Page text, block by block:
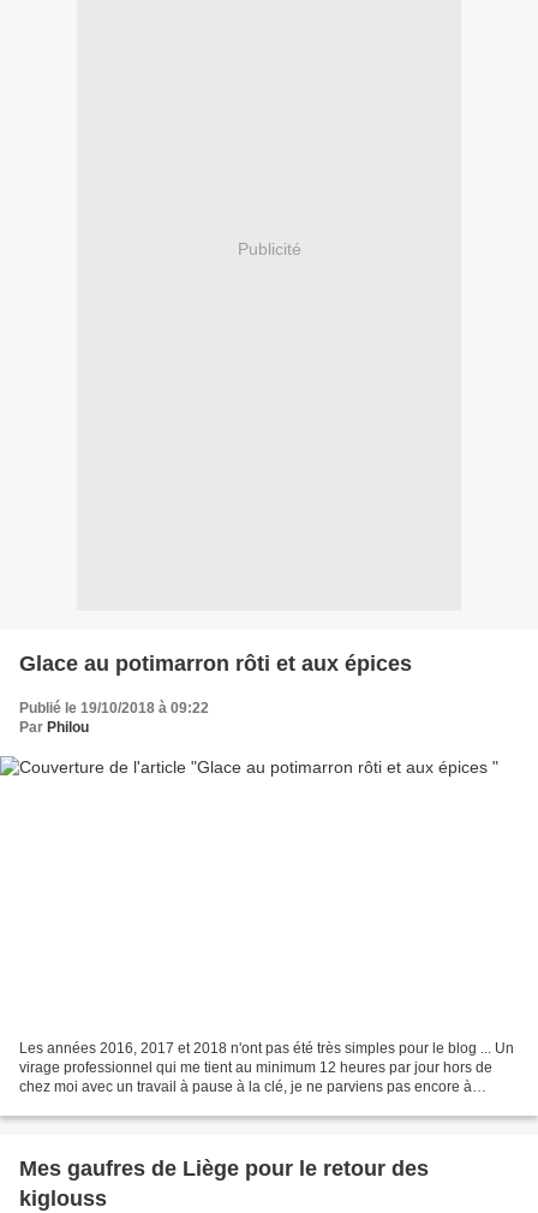
Publicité
Glace au potimarron rôti et aux épices
Publié le 19/10/2018 à 09:22
Par Philou
Les années 2016, 2017 et 2018 n'ont pas été très simples pour le blog ... Un
virage professionnel qui me tient au minimum 12 heures par jour hors de
chez moi avec un travail à pause à la clé, je ne parviens pas encore à
Mes gaufres de Liège pour le retour des
kiglouss